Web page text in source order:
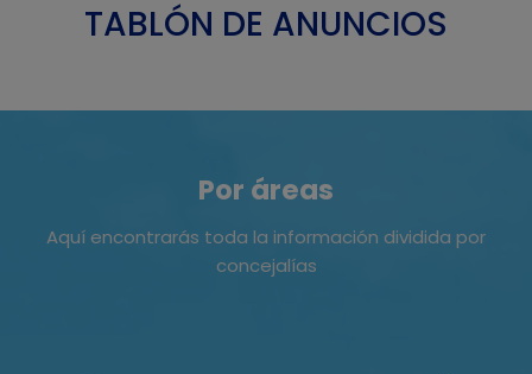
TABLÓN DE ANUNCIOS
Por áreas
Aquí encontrarás toda la información dividida por
concejalías